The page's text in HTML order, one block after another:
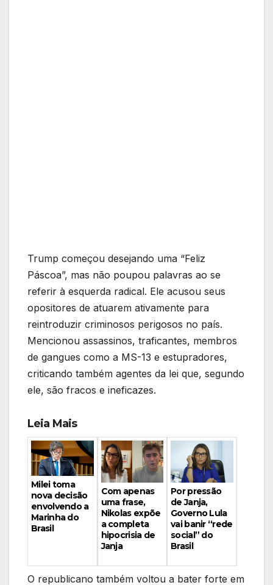
Trump começou desejando uma “Feliz
Páscoa”, mas não poupou palavras ao se
referir à esquerda radical. Ele acusou seus
opositores de atuarem ativamente para
reintroduzir criminosos perigosos no país.
Mencionou assassinos, traficantes, membros
de gangues como a MS-13 e estupradores,
criticando também agentes da lei que, segundo
ele, são fracos e ineficazes.
Leia Mais
Milei toma
nova decisão
envolvendo a
Marinha do
Brasil
Com apenas
uma frase,
Nikolas expõe
a completa
hipocrisia de
Janja
Por pressão
de Janja,
Governo Lula
vai banir “rede
social” do
Brasil
O republicano também voltou a bater forte em